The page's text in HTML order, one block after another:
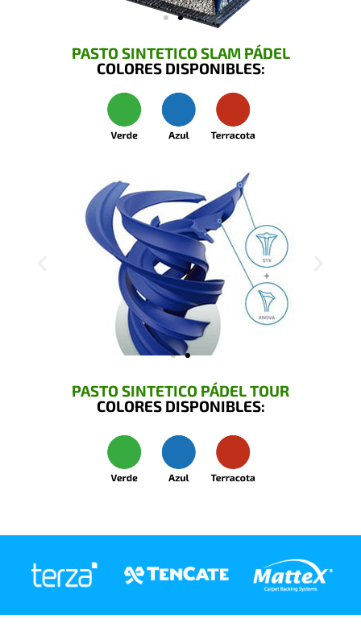
PASTO SINTETICO SLAM PÁDEL
COLORES DISPONIBLES:
PASTO SINTETICO PÁDEL TOUR
COLORES DISPONIBLES: